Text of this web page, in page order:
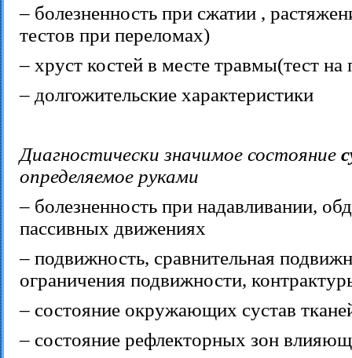
– болезненность при сжатии ,
тестов при переломах)
– хруст костей в месте травмы(тест на
– долгожительские характеристики
Диагностически значимое состояние
определяемое руками
– болезненность при надавливании,
пассивных движениях
– подвижность, сравнительная
ограничения подвижности,
– состояние окружающих сустав
– состояние рефлекторных зон